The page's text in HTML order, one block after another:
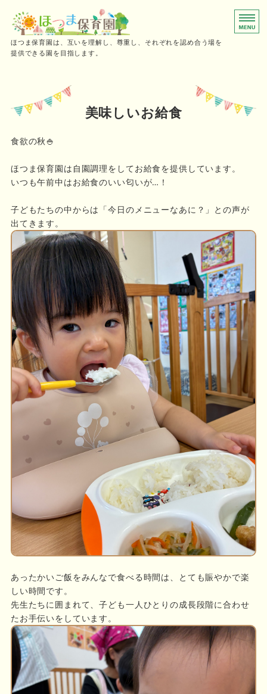
0～2歳児向けの小規模保育園
ほつま保育園は、互いを理解し、尊重し、それぞれを認め合う場を
提供できる園を目指します。
保育時間
お問い合わせ
美味しいお給食
食欲の秋🍚
ほつま保育園は自園調理をしてお給食を提供しています。
いつも午前中はお給食のいい匂いが…！
子どもたちの中からは「今日のメニューなあに？」との声が
出てきます。
あったかいご飯をみんなで食べる時間は、とても賑やかで楽
しい時間です。
先生たちに囲まれて、子ども一人ひとりの成長段階に合わせ
たお手伝いをしています。